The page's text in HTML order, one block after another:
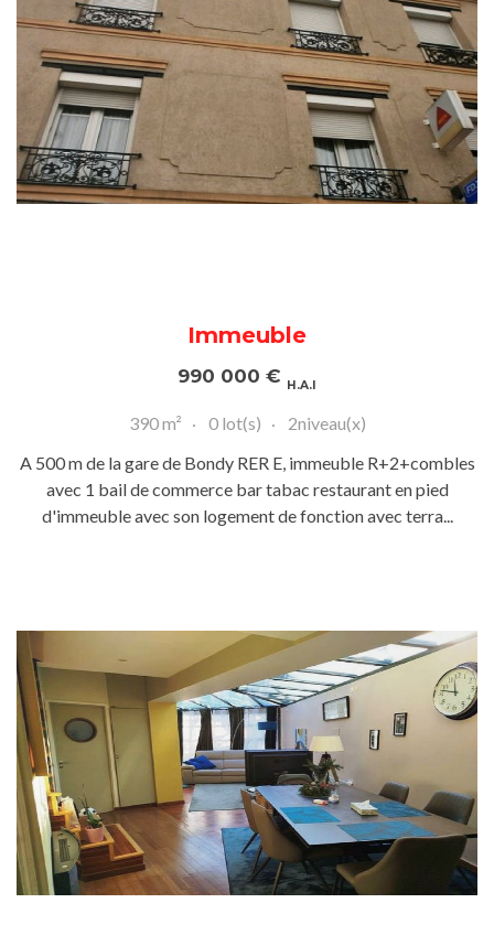
Immeuble
990 000 € H.A.I
390 m² 0 lot(s)
2niveau(x)
A 500 m de la gare de Bondy RER E, immeuble R+2+combles
avec 1 bail de commerce bar tabac restaurant en pied
d'immeuble avec son logement de fonction avec terra...